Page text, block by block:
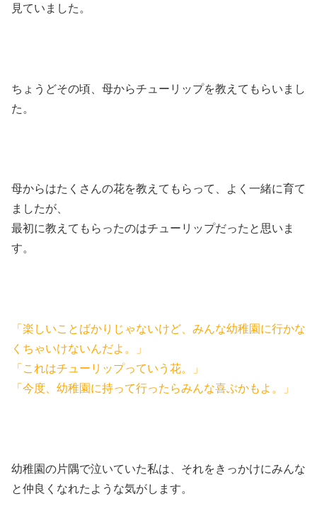
見ていました。
ちょうどその頃、母からチューリップを教えてもらいまし
た。
母からはたくさんの花を教えてもらって、よく一緒に育て
ましたが、
最初に教えてもらったのはチューリップだったと思いま
す。
「楽しいことばかりじゃないけど、みんな幼稚園に行かな
くちゃいけないんだよ。」
「これはチューリップっていう花。」
「今度、幼稚園に持って行ったらみんな喜ぶかもよ。」
幼稚園の片隅で泣いていた私は、それをきっかけにみんな
と仲良くなれたような気がします。